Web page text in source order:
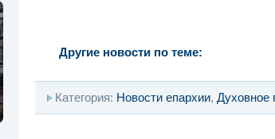
Другие новости по теме:
Категория: Новости епархии, Духовное